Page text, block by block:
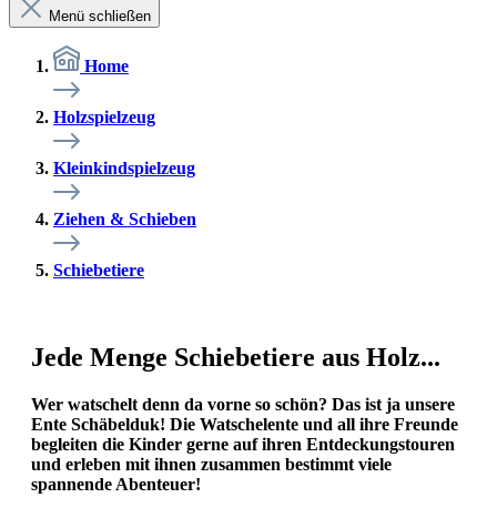
Menü schließen
Home
Holzspielzeug
Kleinkindspielzeug
Ziehen & Schieben
Schiebetiere
Jede Menge Schiebetiere aus Holz...
Wer watschelt denn da vorne so schön? Das ist ja unsere
Ente Schäbelduk! Die Watschelente und all ihre Freunde
begleiten die Kinder gerne auf ihren Entdeckungstouren
und erleben mit ihnen zusammen bestimmt viele
spannende Abenteuer!